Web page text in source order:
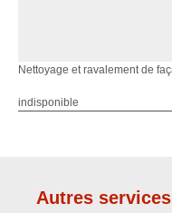
Nettoyage et ravalement de
indisponible
Autres services